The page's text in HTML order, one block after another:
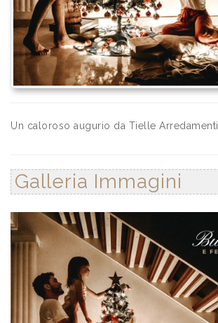
Un caloroso augurio da Tielle Arredamenti
Galleria Immagini